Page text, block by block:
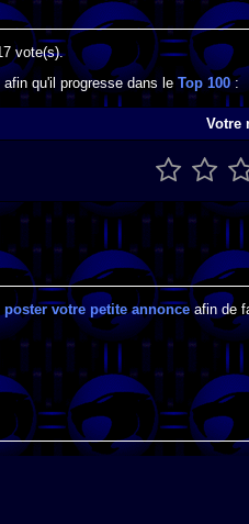
vote(s).
qu'il progresse dans le Top 100:
Votre
poster votre petite annonceafin de